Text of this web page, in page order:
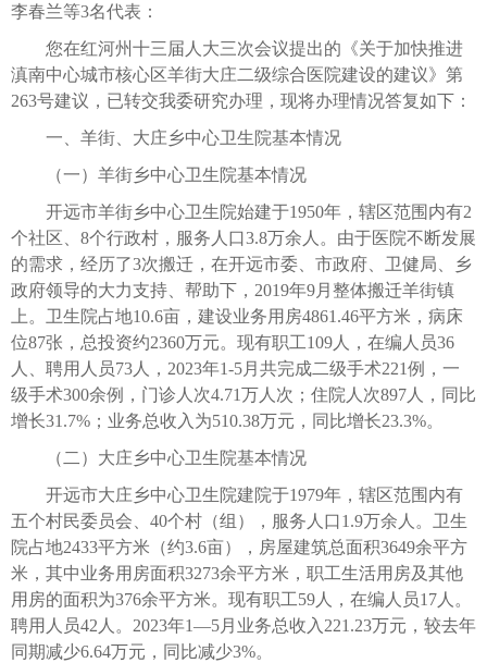
李春兰等3名代表：
您在红河州十三届人大三次会议提出的《关于加快推进
滇南中心城市核心区羊街大庄二级综合医院建设的建议》第
263号建议，已转交我委研究办理，现将办理情况答复如下：
一、羊街、大庄乡中心卫生院基本情况
（一）羊街乡中心卫生院基本情况
开远市羊街乡中心卫生院始建于1950年，辖区范围内有2
个社区、8个行政村，服务人口3.8万余人。由于医院不断发展
的需求，经历了3次搬迁，在开远市委、市政府、卫健局、乡
政府领导的大力支持、帮助下，2019年9月整体搬迁羊街镇
上。卫生院占地10.6亩，建设业务用房4861.46平方米，病床
位87张，总投资约2360万元。现有职工109人，在编人员36
人、聘用人员73人，2023年1-5月共完成二级手术221例，一
级手术300余例，门诊人次4.71万人次；住院人次897人，同比
增长31.7%；业务总收入为510.38万元，同比增长23.3%。
（二）大庄乡中心卫生院基本情况
开远市大庄乡中心卫生院建院于1979年，辖区范围内有
五个村民委员会、40个村（组），服务人口1.9万余人。卫生
院占地2433平方米（约3.6亩），房屋建筑总面积3649余平方
米，其中业务用房面积3273余平方米，职工生活用房及其他
用房的面积为376余平方米。现有职工59人，在编人员17人。
聘用人员42人。2023年1—5月业务总收入221.23万元，较去年
同期减少6.64万元，同比减少3%。